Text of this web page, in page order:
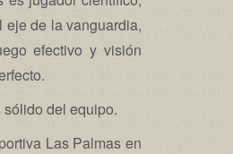
eje de la vanguardia,
efectivo y visión
del equipo.
Las Palmas en